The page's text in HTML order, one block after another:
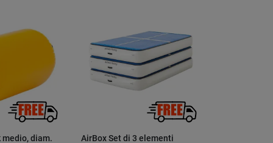
diam.
AirBox Set di 3 elementi